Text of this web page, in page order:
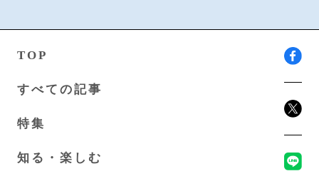
TOP
すべての記事
特集
知る・楽しむ